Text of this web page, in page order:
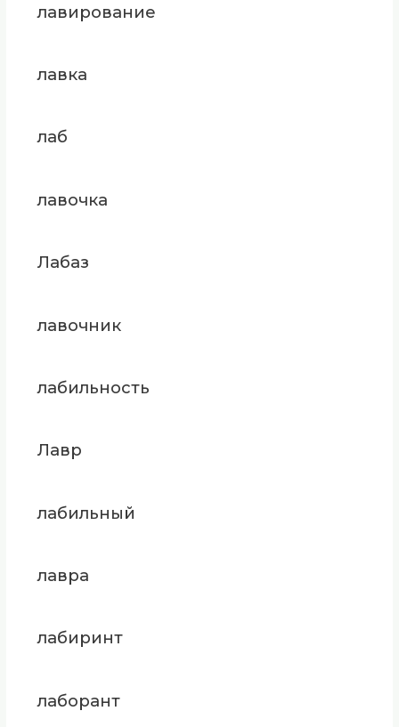
лавирование
лавка
лаб
лавочка
Лабаз
лавочник
лабильность
Лавр
лабильный
лавра
лабиринт
лаборант